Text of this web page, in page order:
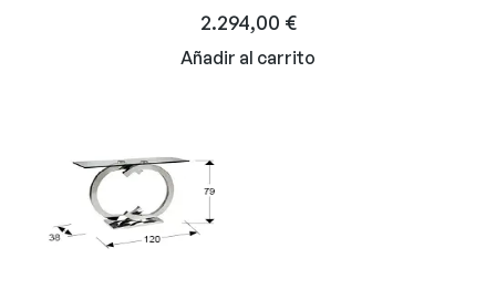
2.294,00 €
Añadir al carrito